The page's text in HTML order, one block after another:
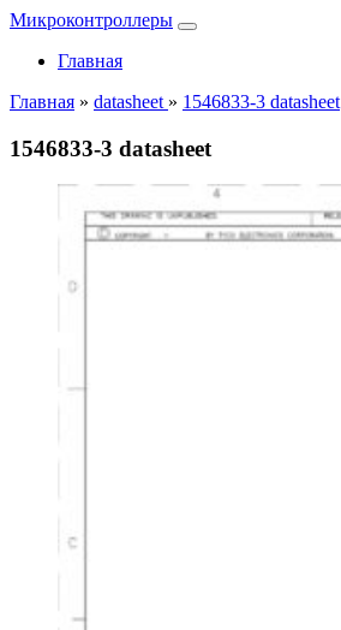
Микроконтроллеры
Главная
Главная » datasheet » 1546833-3 datasheet
1546833-3 datasheet